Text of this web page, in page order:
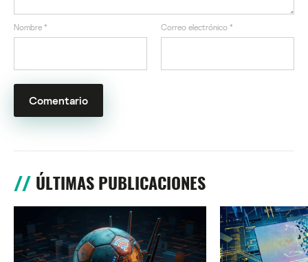
Nombre * Correo electrónico *
ÚLTIMAS PUBLICACIONES